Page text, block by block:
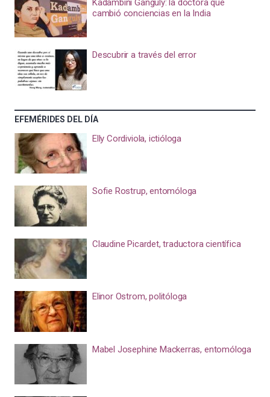
cambió conciencias en la India
Descubrir a través del error
EFEMÉRIDES DEL DÍA
Elly Cordiviola, ictióloga
Sofie Rostrup, entomóloga
Claudine Picardet, traductora científica
Elinor Ostrom, politóloga
Mabel Josephine Mackerras, entomóloga